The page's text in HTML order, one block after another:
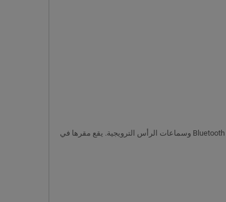
ج: تعتبر شركة Gift-Supplier إحدى الشركات الرائدة في توريد الهدايا الترويجية للمنتجات المخصصة مثل محركات أقراص USB وبنوك الطاقة المحمولة ومكبرات صوت Bluetooth وسماعات الرأس الترويجية. يقع مقرها في